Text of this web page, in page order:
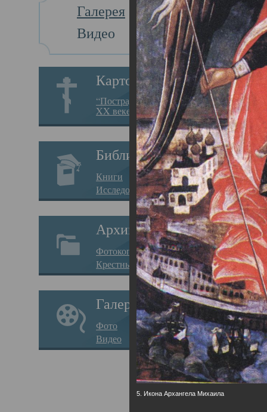
Галерея
Видео
Картотека
“Пострадавшие за веру в
XX веке на Севере”
Библиотека
Книги
Исследования
Архив
Фотокопии дел
Крестные ходы
Галерея
Фото
Видео
5. Икона Архангела Михаила